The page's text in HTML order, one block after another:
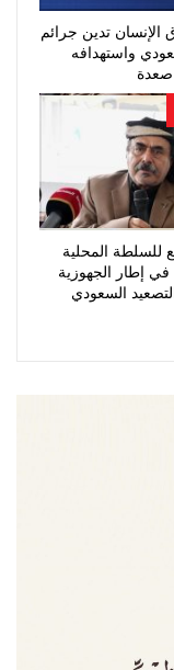
الإنسان تدين جرائم
واستهدافه
للسلطة المحلية
إطار الجهوزية
السعودي